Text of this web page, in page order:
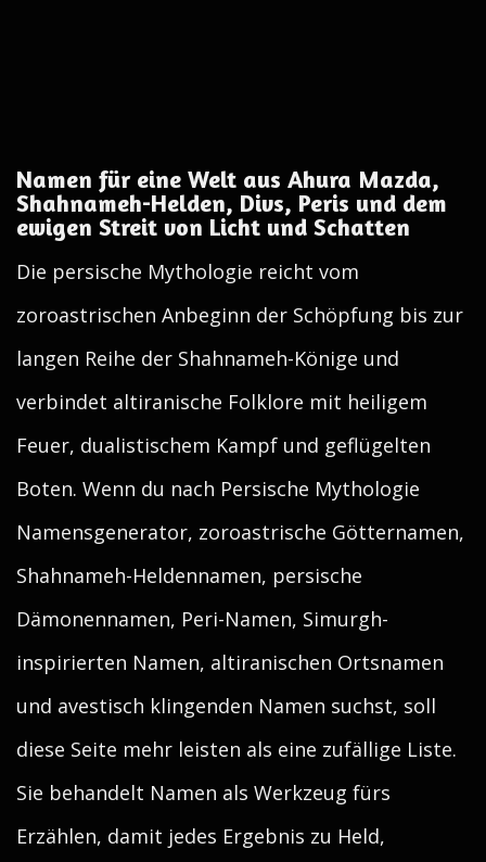
Namen für eine Welt aus Ahura Mazda,
Shahnameh-Helden, Divs, Peris und dem
ewigen Streit von Licht und Schatten
Die persische Mythologie reicht vom
zoroastrischen Anbeginn der Schöpfung bis zur
langen Reihe der Shahnameh-Könige und
verbindet altiranische Folklore mit heiligem
Feuer, dualistischem Kampf und geflügelten
Boten. Wenn du nach Persische Mythologie
Namensgenerator, zoroastrische Götternamen,
Shahnameh-Heldennamen, persische
Dämonennamen, Peri-Namen, Simurgh-
inspirierten Namen, altiranischen Ortsnamen
und avestisch klingenden Namen suchst, soll
diese Seite mehr leisten als eine zufällige Liste.
Sie behandelt Namen als Werkzeug fürs
Erzählen, damit jedes Ergebnis zu Held,